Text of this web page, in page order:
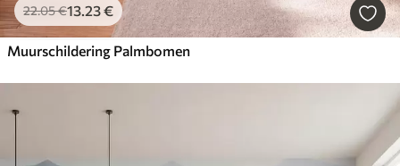
22.05€13 .23€
Muurschildering Palmbomen